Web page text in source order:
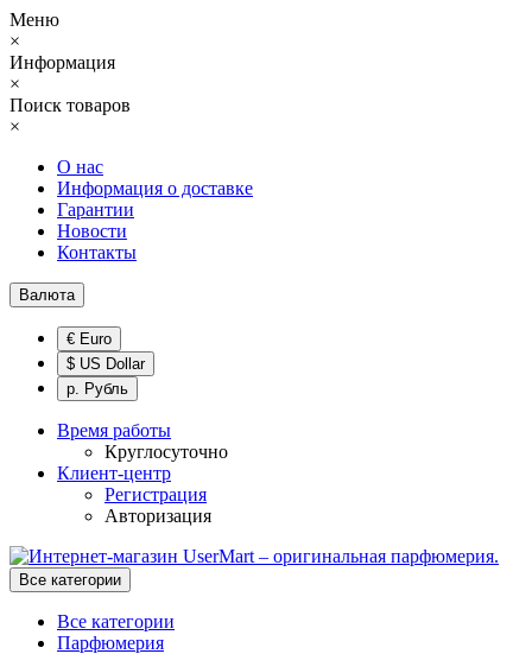
Меню
×
Информация
×
Поиск товаров
×
О нас
Информация о доставке
Гарантии
Новости
Контакты
Валюта
€ Euro
$ US Dollar
р. Рубль
Время работы
Круглосуточно
Клиент-центр
Регистрация
Авторизация
Все категории
Все категории
Парфюмерия